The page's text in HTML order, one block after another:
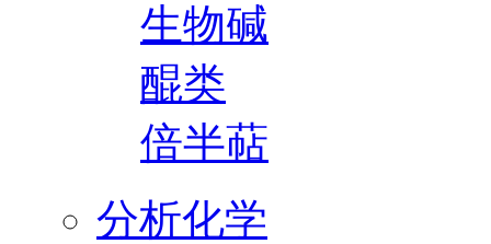
生物碱
醌类
倍半萜
分析化学